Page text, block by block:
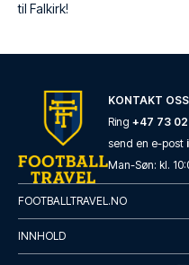
til Falkirk!
KONTAKT OSS
Ring +47 73
send en e-post
Man-Søn: kl.
FOOTBALLTRAVEL.NO
INNHOLD